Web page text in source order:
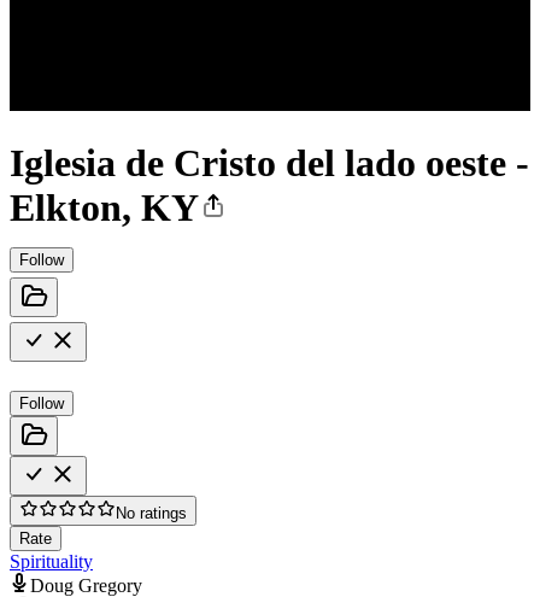
Iglesia de Cristo del lado oeste -
Elkton, KY
Follow
Follow
No ratings
Rate
Spirituality
Doug Gregory